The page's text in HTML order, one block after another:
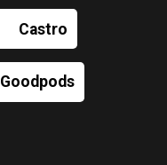
Castro
Goodpods